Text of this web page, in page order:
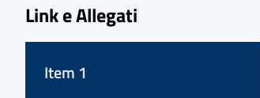
Link e Allegati
Item 1